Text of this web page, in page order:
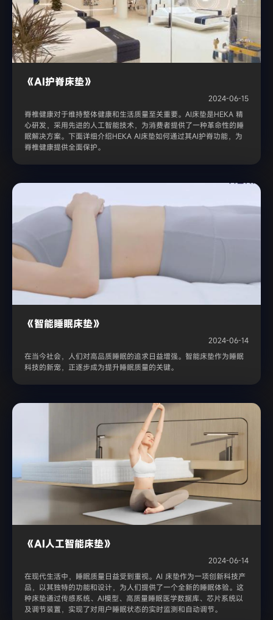
《AI护脊床垫》
2024-06-15
脊椎健康对于维持整体健康和生活质量至关重要。AI床垫是HEKA 精
心研发，采用先进的人工智能技术，为消费者提供了一种革命性的睡
眠解决方案。下面详细介绍HEKA AI床垫如何通过其AI护脊功能，为
脊椎健康提供全面保护。
《智能睡眠床垫》
2024-06-14
在当今社会，人们对高品质睡眠的追求日益增强。智能床垫作为睡眠
科技的新宠，正逐步成为提升睡眠质量的关键。
《AI人工智能床垫》
2024-06-14
在现代生活中，睡眠质量日益受到重视。AI 床垫作为一项创新科技产
品，以其独特的功能和设计，为人们提供了一个全新的睡眠体验。这
种床垫通过传感系统、AI模型、高质量睡眠医学数据库、芯片系统以
及调节装置，实现了对用户睡眠状态的实时监测和自动调节。